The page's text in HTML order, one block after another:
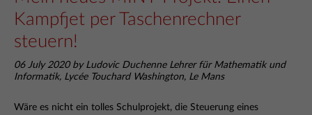
Kampfjet per Taschenrechner
steuern!
06 July 2020 by Ludovic Duchenne Lehrer für Mathematik und
Informatik, Lycée Touchard Washington, Le Mans
Wäre es nicht ein tolles Schulprojekt, die Steuerung eines